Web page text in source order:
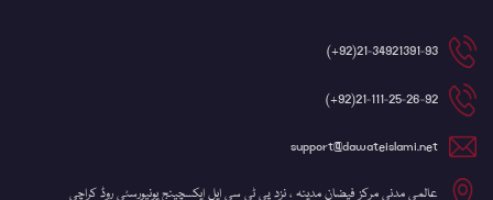
21-34921391-93(92+)
21-111-25-26-92(92+)
support@dawateislami.net
عالمی مدنی مرکز فیضان مدینہ ، نزد پی ٹی سی ایل ایکسچینج یونیورسٹی روڈ کراچی